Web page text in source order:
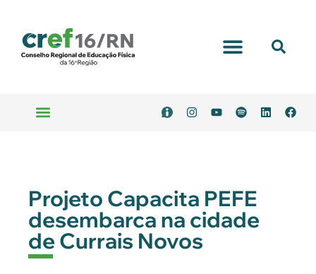
Projeto Capacita PEFE
desembarca na cidade
de Currais Novos